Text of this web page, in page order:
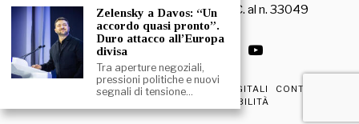
La società editrice è iscritta al R.O.C. al n. 33049
PRIVACY & COOKIE POLICY EDIZIONI DIGITALI
CONTATTI
DICHIARAZIONE DI ACCESSIBILITÀ
Zelensky a Davos: “Un
accordo quasi pronto”.
Duro attacco all’Europa
divisa
Tra aperture negoziali,
pressioni politiche e nuovi
segnali di tensione…